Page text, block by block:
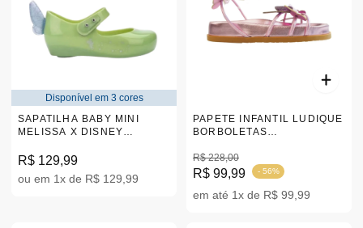
Disponível em 3 cores
SAPATILHA BABY MINI
MELISSA X DISNEY
17-28 |33953
R$ 129,99
ou em 1x de R$ 129,99
PAPETE INFANTIL LUDIQUE
BORBOLETAS
39
R$ 228,00
R$ 99,99 - 56%
em até 1x de R$ 99,99